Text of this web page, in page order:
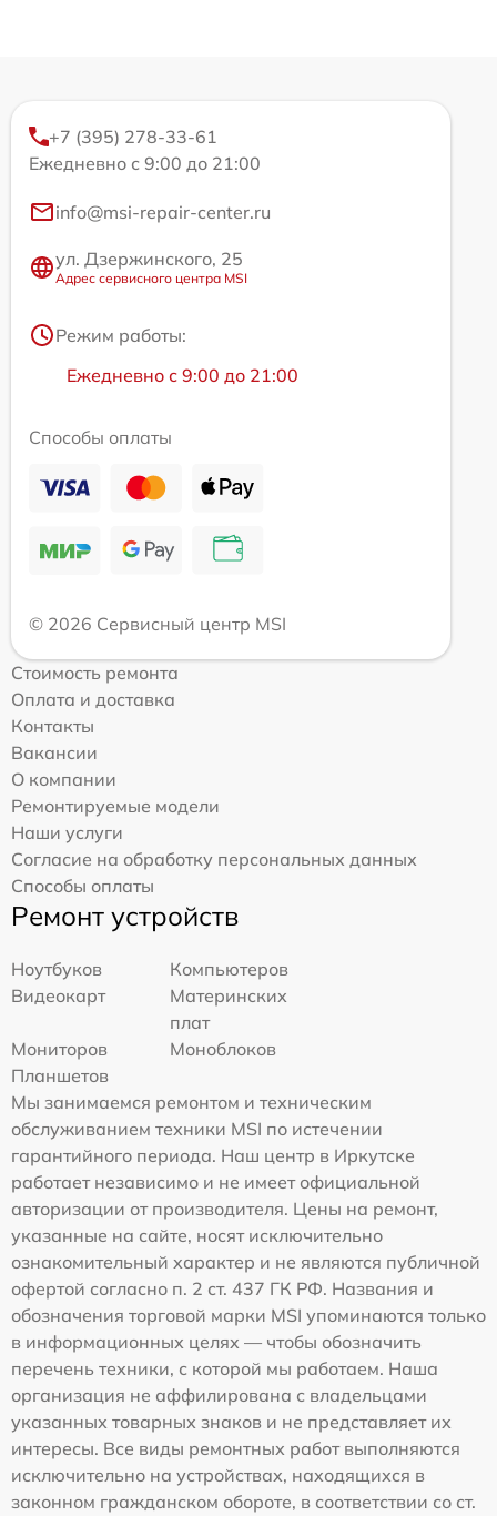
+7 (395) 278-33-61
Ежедневно с 9:00 до 21:00
info@msi-repair-center.ru
ул. Дзержинского, 25
Адрес сервисного центра MSI
Режим работы:
Ежедневно с 9:00 до 21:00
Способы оплаты
© 2026 Сервисный центр MSI
Стоимость ремонта
Оплата и доставка
Контакты
Вакансии
О компании
Ремонтируемые модели
Наши услуги
Согласие на обработку персональных данных
Способы оплаты
Ремонт устройств
Ноутбуков
Компьютеров
Видеокарт
Материнских
плат
Мониторов
Моноблоков
Планшетов
Мы занимаемся ремонтом и техническим
обслуживанием техники MSI по истечении
гарантийного периода. Наш центр в Иркутске
работает независимо и не имеет официальной
авторизации от производителя. Цены на ремонт,
указанные на сайте, носят исключительно
ознакомительный характер и не являются публичной
офертой согласно п. 2 ст. 437 ГК РФ. Названия и
обозначения торговой марки MSI упоминаются только
в информационных целях — чтобы обозначить
перечень техники, с которой мы работаем. Наша
организация не аффилирована с владельцами
указанных товарных знаков и не представляет их
интересы. Все виды ремонтных работ выполняются
исключительно на устройствах, находящихся в
законном гражданском обороте, в соответствии со ст.